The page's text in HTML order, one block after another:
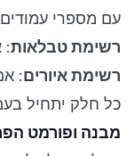
עם מספרי עמודים
רשימת טבלאות:
רשימת איורים:
כל חלק יתחיל
מבנה ופורמט